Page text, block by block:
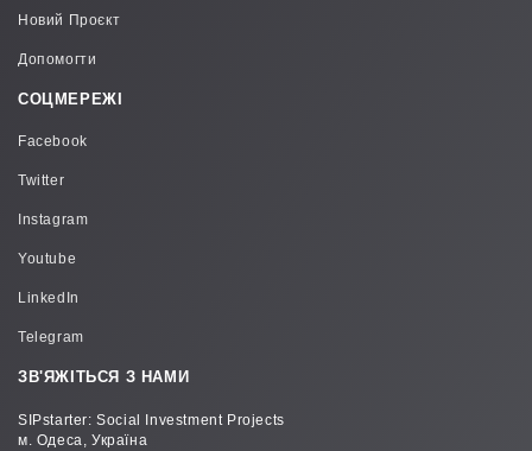
Новий Проєкт
Допомогти
СОЦМЕРЕЖІ
Facebook
Twitter
Instagram
Youtube
LinkedIn
Telegram
ЗВ'ЯЖІТЬСЯ З НАМИ
SIPstarter: Social Investment Projects
м. Одеса, Україна